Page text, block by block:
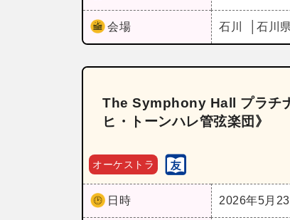
会場 石川 石川
The Symphony Hall プラチ
ヒ・トーンハレ管弦楽団》
オーケストラ
日時 2026年5月23